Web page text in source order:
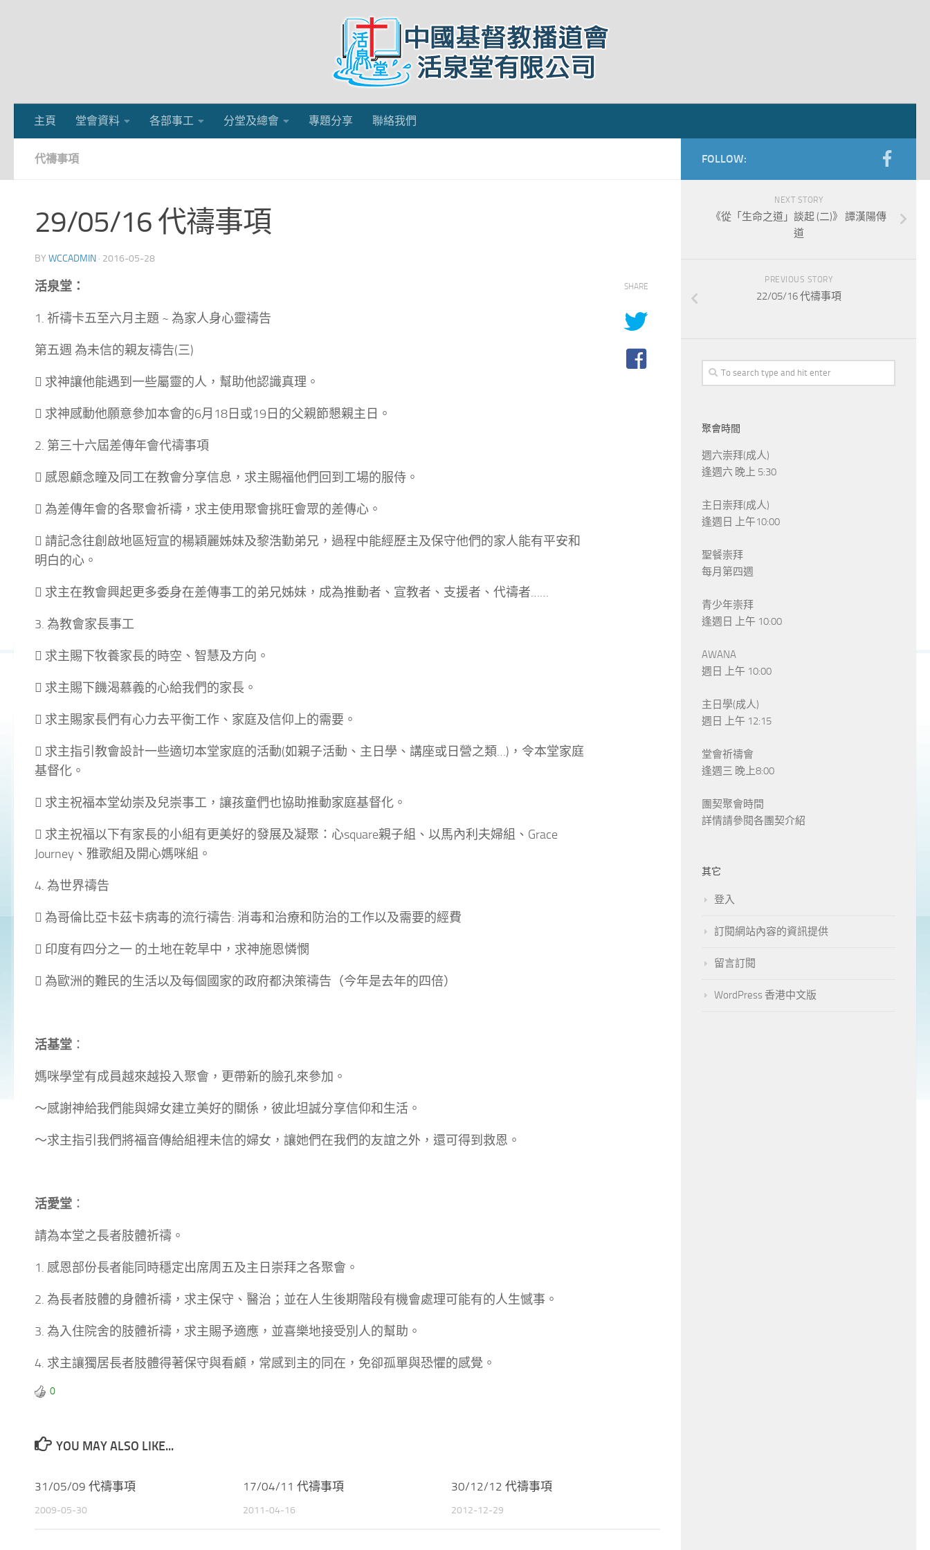
主頁 堂會資料 各部事工 分堂及總會 專題分享 聯絡我們
代禱事項
29/05/16 代禱事項
BY WCCADMIN · 2016-05-28
活泉堂：
1. 祈禱卡五至六月主題 ~ 為家人身心靈禱告
第五週 為未信的親友禱告(三)
 求神讓他能遇到一些屬靈的人，幫助他認識真理。
 求神感動他願意參加本會的6月18日或19日的父親節懇親主日。
2. 第三十六屆差傳年會代禱事項
 感恩顧念瞳及同工在教會分享信息，求主賜福他們回到工場的服侍。
 為差傳年會的各聚會祈禱，求主使用聚會挑旺會眾的差傳心。
 請記念往創啟地區短宣的楊穎麗姊妹及黎浩勤弟兄，過程中能經歷主及保守他們的家人能有平安和
明白的心。
 求主在教會興起更多委身在差傳事工的弟兄姊妹，成為推動者、宣教者、支援者、代禱者……
3. 為教會家長事工
 求主賜下牧養家長的時空、智慧及方向。
 求主賜下饑渴慕義的心給我們的家長。
 求主賜家長們有心力去平衡工作、家庭及信仰上的需要。
 求主指引教會設計一些適切本堂家庭的活動(如親子活動、主日學、講座或日營之類…)，令本堂家庭
基督化。
 求主祝福本堂幼崇及兒崇事工，讓孩童們也協助推動家庭基督化。
 求主祝福以下有家長的小組有更美好的發展及凝聚：心square親子組、以馬內利夫婦組、Grace
Journey、雅歌組及開心媽咪組。
4. 為世界禱告
 為哥倫比亞卡茲卡病毒的流行禱告: 消毒和治療和防治的工作以及需要的經費
 印度有四分之一 的土地在乾旱中，求神施恩憐憫
 為歐洲的難民的生活以及每個國家的政府都決策禱告（今年是去年的四倍）
活基堂 ：
媽咪學堂有成員越來越投入聚會，更帶新的臉孔來參加。
～感謝神給我們能與婦女建立美好的關係，彼此坦誠分享信仰和生活。
～求主指引我們將福音傳給組裡未信的婦女，讓她們在我們的友誼之外，還可得到救恩。
活愛堂 ：
請為本堂之長者肢體祈禱。
1. 感恩部份長者能同時穩定出席周五及主日崇拜之各聚會。
2. 為長者肢體的身體祈禱，求主保守、醫治；並在人生後期階段有機會處理可能有的人生憾事。
3. 為入住院舍的肢體祈禱，求主賜予適應，並喜樂地接受別人的幫助。
4. 求主讓獨居長者肢體得著保守與看顧，常感到主的同在，免卻孤單與恐懼的感覺。
0
SHARE
YOU MAY ALSO LIKE...
31/05/09 代禱事項
2009-05-30
17/04/11 代禱事項
2011-04-16
30/12/12 代禱事項
2012-12-29
FOLLOW:
NEXT STORY
《從「生命之道」談起 (二)》 譚漢陽傳
道
PREVIOUS STORY
22/05/16 代禱事項
聚會時間
週六崇拜(成人)
逢週六 晚上 5:30
主日崇拜(成人)
逢週日 上午10:00
聖餐崇拜
每月第四週
青少年崇拜
逢週日 上午 10:00
AWANA
週日 上午 10:00
主日學(成人)
週日 上午 12:15
堂會祈禱會
逢週三 晚上8:00
團契聚會時間
詳情請參閱各團契介紹
其它
登入
訂閱網站內容的資訊提供
留言訂閱
WordPress 香港中文版